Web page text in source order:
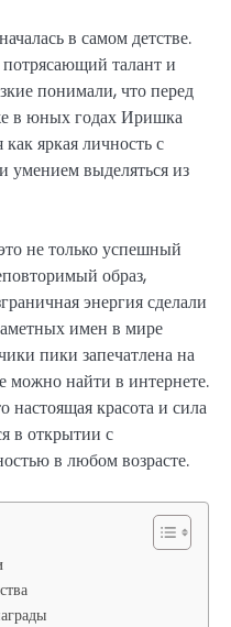
в самом детстве.
талант и
понимали, что перед
в юных годах Иришка
яркая личность с
выделяться из
не только успешный
образ,
энергия сделали
имен в мире
пики запечатлена на
можно найти в интернете.
красота и сила
в открытии с
в любом возрасте.